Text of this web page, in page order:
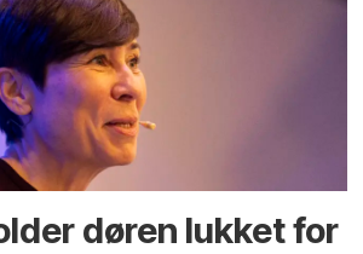
døren lukket for